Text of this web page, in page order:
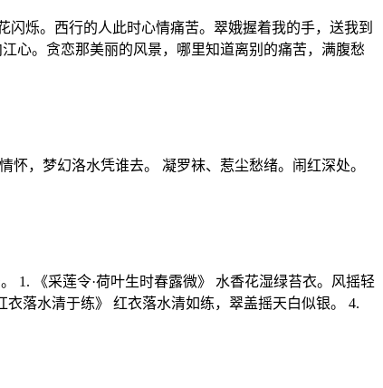
烁。西行的人此时心情痛苦。翠娥握着我的手，送我到
心。贪恋那美丽的风景，哪里知道离别的痛苦，满腹愁
，梦幻洛水凭谁去。 凝罗袜、惹尘愁绪。闹红深处。
1. 《采莲令·荷叶生时春露微》 水香花湿绿苔衣。风摇轻
落水清于练》 红衣落水清如练，翠盖摇天白似银。 4.